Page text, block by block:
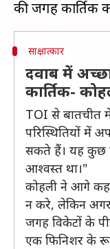
साक्षात्कार
दवाब में
कार्तिक-
TOI से बातचीत
परिस्थितियों में
सकते हैं। यह कुछ
आश्वस्त था।"
कोहली ने आगे
न करे, लेकिन अगर
जगह विकेटों के
एक फिनिशर के